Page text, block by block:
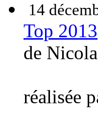
14
Top 2013
de
réalisée